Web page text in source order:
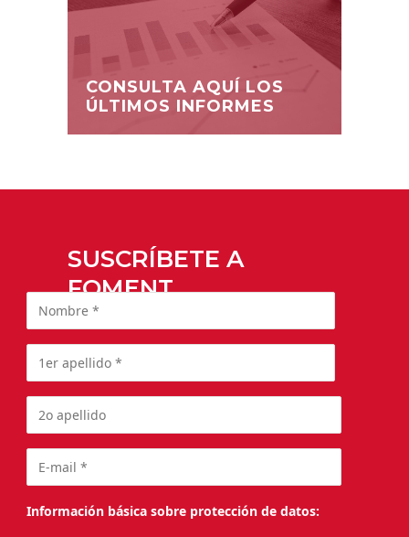
CONSULTA AQUÍ LOS
ÚLTIMOS INFORMES
SUSCRÍBETE A
FOMENT
Información básica sobre protección de datos: